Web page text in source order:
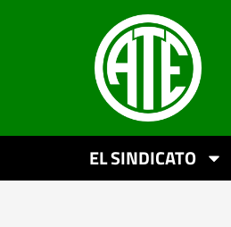
EL SINDICATO